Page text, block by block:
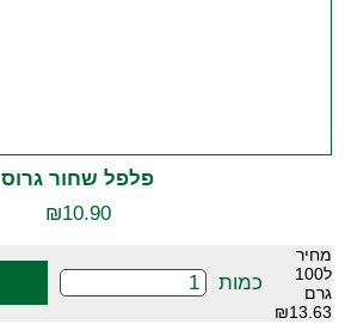
פלפל שחור גרוס
₪10.90
מחיר
ל100
גרם
₪13.63
כמות